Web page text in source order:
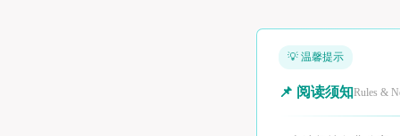
💡 温馨提示
📌 阅读须知Rules &